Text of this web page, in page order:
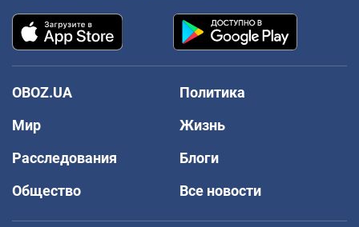
OBOZ.UA
Политика
Мир
Жизнь
Расследования
Блоги
Общество
Все новости